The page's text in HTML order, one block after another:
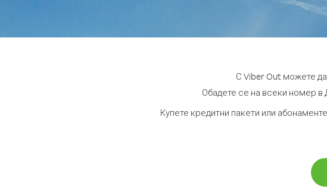
С Viber Out можете
Обадете се на всеки номер в
Купете кредитни пакети или